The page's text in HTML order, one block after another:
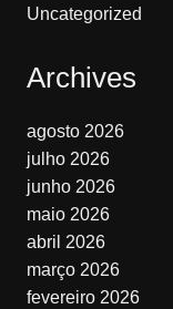
Uncategorized
Archives
agosto 2026
julho 2026
junho 2026
maio 2026
abril 2026
março 2026
fevereiro 2026